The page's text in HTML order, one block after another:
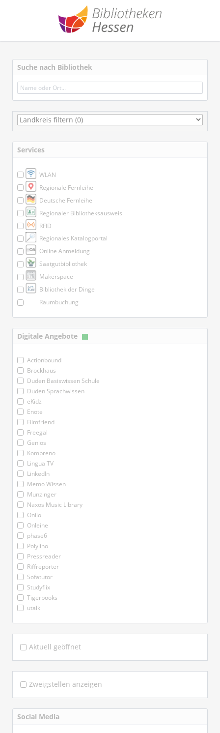
Suche nach Bibliothek
Services
WLAN
Regionale Fernleihe
Deutsche Fernleihe
Regionaler Bibliotheksausweis
RFID
Regionales Katalogportal
Online Anmeldung
Saatgutbibliothek
Makerspace
Bibliothek der Dinge
Raumbuchung
Digitale Angebote
Actionbound
Brockhaus
Duden Basiswissen Schule
Duden Sprachwissen
eKidz
Enote
Filmfriend
Freegal
Genios
Kompreno
Lingua TV
LinkedIn
Memo Wissen
Munzinger
Naxos Music Library
Onilo
Onleihe
phase6
Polylino
Pressreader
Riffreporter
Sofatutor
Studyflix
Tigerbooks
utalk
Aktuell geöffnet
Zweigstellen anzeigen
Social Media